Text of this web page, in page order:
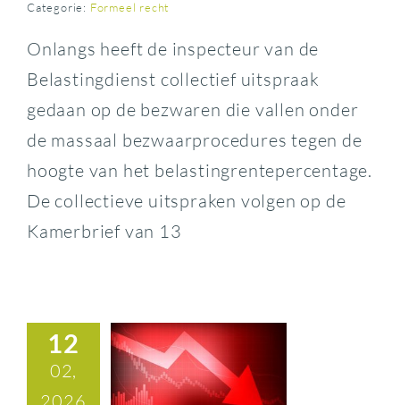
Categorie: Formeel recht
Onlangs heeft de inspecteur van de
Belastingdienst collectief uitspraak
gedaan op de bezwaren die vallen onder
de massaal bezwaarprocedures tegen de
hoogte van het belastingrentepercentage.
De collectieve uitspraken volgen op de
Kamerbrief van 13
12
02,